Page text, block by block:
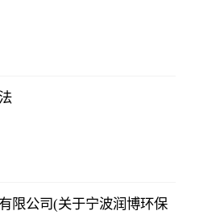
限公司(关于宁波润博环保